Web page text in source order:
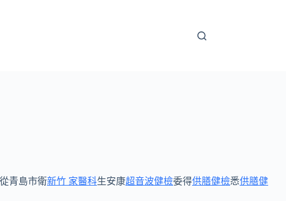
從青島市衛新竹 家醫科生安康超音波健檢委得供膳健檢悉供膳健